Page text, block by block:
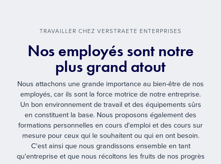
TRAVAILLER CHEZ VERSTRAETE ENTERPRISES
Nos employés sont notre
plus grand atout
Nous attachons une grande importance au bien-être de nos
employés, car ils sont la force motrice de notre entreprise.
Un bon environnement de travail et des équipements sûrs
en constituent la base. Nous proposons également des
formations personnelles en cours d'emploi et des cours sur
mesure pour ceux qui le souhaitent ou qui en ont besoin.
C'est ainsi que nous grandissons ensemble en tant
qu'entreprise et que nous récoltons les fruits de nos progrès